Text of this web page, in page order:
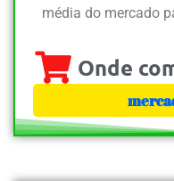
média do mercado
Onde